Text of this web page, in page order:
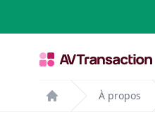
Home
À propos